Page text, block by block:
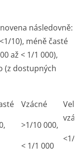
následovně:
10), méně časté
až < 1/1 000),
(z dostupných
Vzácné
>1/10 000,
< 1/1 000
<1/